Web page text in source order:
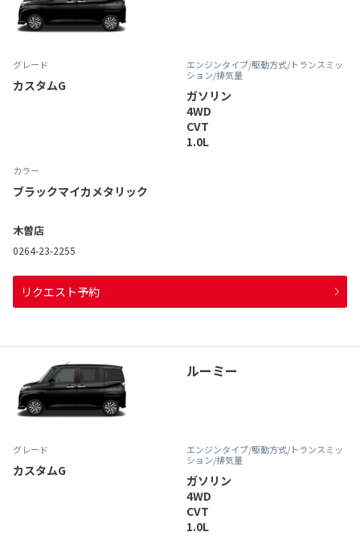
グレード
カスタムG
エンジンタイプ/駆動方式/トランスミッ
ション/排気量
ガソリン
4WD
CVT
1.0L
カラー
ブラックマイカメタリック
木曽店
0264-23-2255
リクエスト予約
ルーミー
グレード
カスタムG
エンジンタイプ/駆動方式/トランスミッ
ション/排気量
ガソリン
4WD
CVT
1.0L